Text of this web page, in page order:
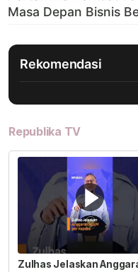
Rekomendasi
Republika TV
Zulhas Jelaskan